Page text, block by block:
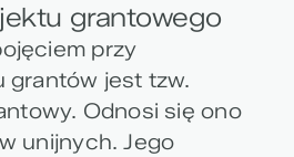
grantowego
przy
grantów jest tzw.
Odnosi się ono
unijnych. Jego